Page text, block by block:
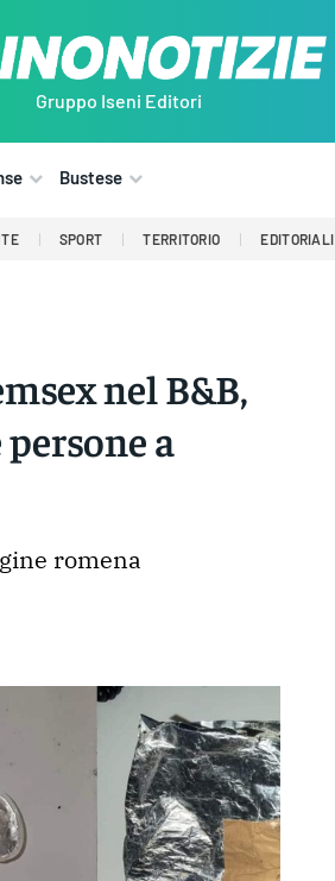
Gruppo Iseni Editori
Bustese
SPORT TERRITORIO EDITORIALI
nel B&B,
a
romena